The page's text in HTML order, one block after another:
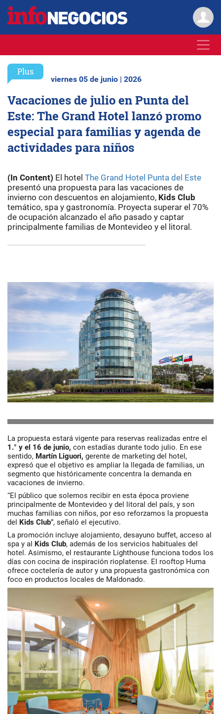
Plus
viernes 05 de junio | 2026
Vacaciones de julio en Punta del
Este: The Grand Hotel lanzó promo
especial para familias y agenda de
actividades para niños
(In Content) El hotel The Grand Hotel Punta del Este
presentó una propuesta para las vacaciones de
invierno con descuentos en alojamiento, Kids Club
temático, spa y gastronomía. Proyecta superar el 70%
de ocupación alcanzado el año pasado y captar
principalmente familias de Montevideo y el litoral.
La propuesta estará vigente para reservas realizadas entre el
1.° y el 16 de junio, con estadías durante todo julio. En ese
sentido, Martín Liguori, gerente de marketing del hotel,
expresó que el objetivo es ampliar la llegada de familias, un
segmento que históricamente concentra la demanda en
vacaciones de invierno.
“El público que solemos recibir en esta época proviene
principalmente de Montevideo y del litoral del país, y son
muchas familias con niños, por eso reforzamos la propuesta
del Kids Club”, señaló el ejecutivo.
La promoción incluye alojamiento, desayuno buffet, acceso al
spa y al Kids Club, además de los servicios habituales del
hotel. Asimismo, el restaurante Lighthouse funciona todos los
días con cocina de inspiración rioplatense. El rooftop Huma
ofrece coctelería de autor y una propuesta gastronómica con
foco en productos locales de Maldonado.